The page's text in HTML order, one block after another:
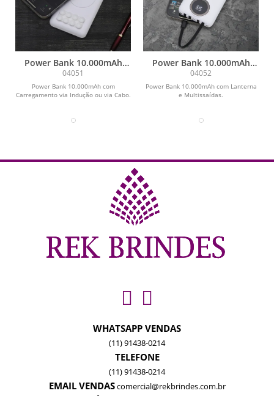
Power Bank 10.000mAh
com Carregamento via
Indução ou via Cabo
04051
Power Bank 10.000mAh com
Carregamento via Indução ou via Cabo.
Power Bank 10.000mAh
com Lanterna e
Multissaídas
04052
Power Bank 10.000mAh com Lanterna
e Multissaídas.
WHATSAPP VENDAS
(11) 91438-0214
TELEFONE
(11) 91438-0214
EMAIL VENDAScomercial@rekbrindes.com.br